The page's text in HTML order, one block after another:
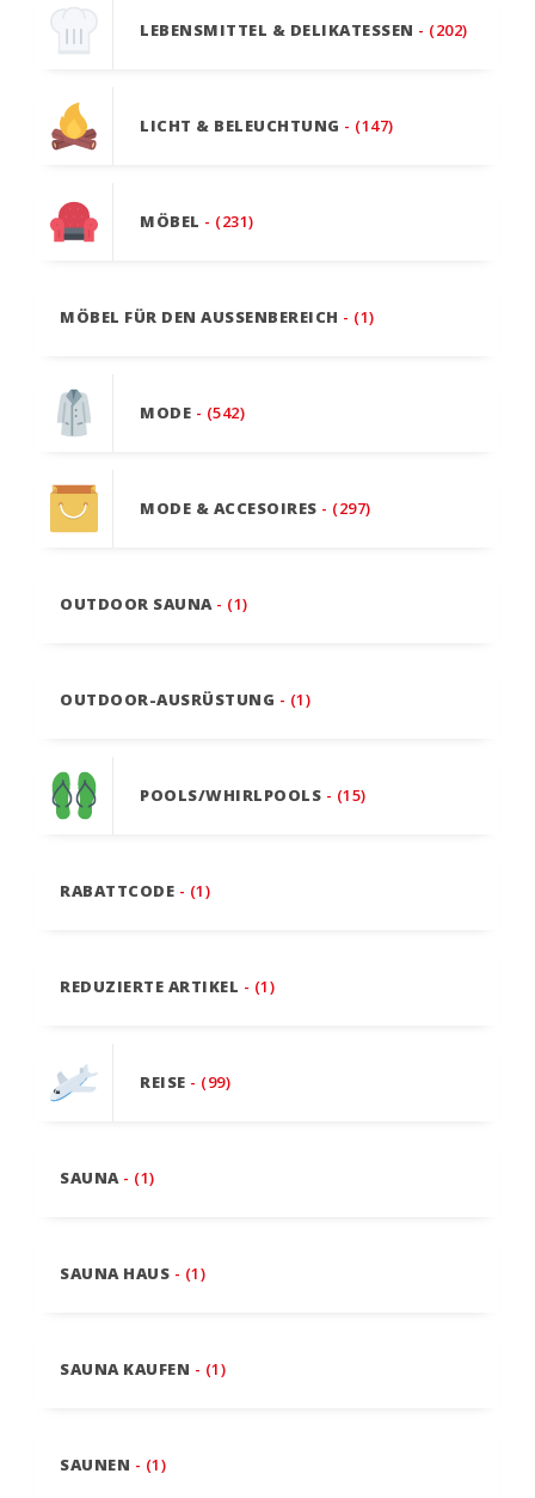
LEBENSMITTEL & DELIKATESSEN - (202)
LICHT & BELEUCHTUNG - (147)
MÖBEL - (231)
MÖBEL FÜR DEN AUSSENBEREICH - (1)
MODE - (542)
MODE & ACCESOIRES - (297)
OUTDOOR SAUNA - (1)
OUTDOOR-AUSRÜSTUNG - (1)
POOLS/WHIRLPOOLS - (15)
RABATTCODE - (1)
REDUZIERTE ARTIKEL - (1)
REISE - (99)
SAUNA - (1)
SAUNA HAUS - (1)
SAUNA KAUFEN - (1)
SAUNEN - (1)